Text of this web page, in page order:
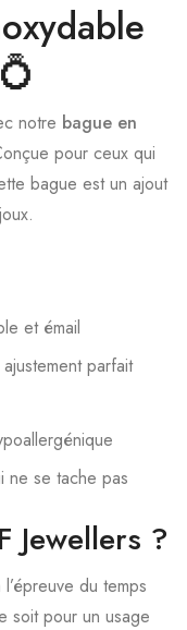
notre bague en
pour ceux qui
bague est un ajout
et émail
parfait
ne se tache pas
Jewellers ?
du temps
soit pour un usage